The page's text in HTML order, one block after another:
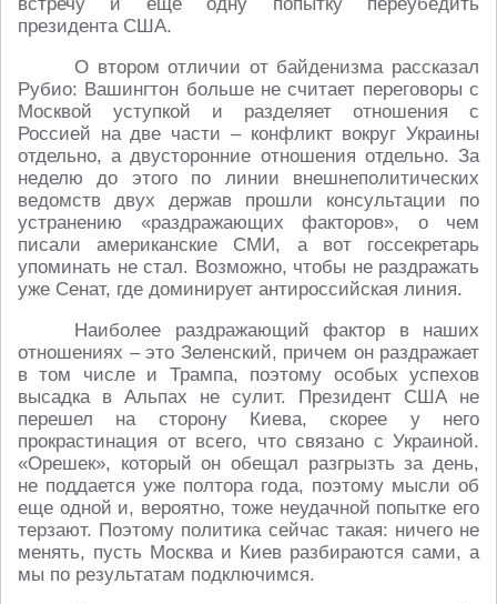
встречу и еще одну попытку переубедить
президента США.
О втором отличии от байденизма рассказал
Рубио: Вашингтон больше не считает переговоры с
Москвой уступкой и разделяет отношения с
Россией на две части – конфликт вокруг Украины
отдельно, а двусторонние отношения отдельно. За
неделю до этого по линии внешнеполитических
ведомств двух держав прошли консультации по
устранению «раздражающих факторов», о чем
писали американские СМИ, а вот госсекретарь
упоминать не стал. Возможно, чтобы не раздражать
уже Сенат, где доминирует антироссийская линия.
Наиболее раздражающий фактор в наших
отношениях – это Зеленский, причем он раздражает
в том числе и Трампа, поэтому особых успехов
высадка в Альпах не сулит. Президент США не
перешел на сторону Киева, скорее у него
прокрастинация от всего, что связано с Украиной.
«Орешек», который он обещал разгрызть за день,
не поддается уже полтора года, поэтому мысли об
еще одной и, вероятно, тоже неудачной попытке его
терзают. Поэтому политика сейчас такая: ничего не
менять, пусть Москва и Киев разбираются сами, а
мы по результатам подключимся.